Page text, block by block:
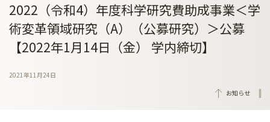
2022（令和4）年度科学研究費助成事業＜学
術変革領域研究（A）（公募研究）＞公募
【2022年1月14日（金） 学内締切】
2021年11月24日
お知らせ